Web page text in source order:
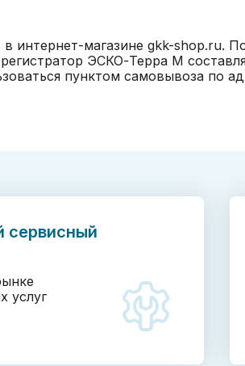
магазине gkk-shop.ru.
ЭСКО-Терра М
пунктом самовывоза по
сервисный
услуг